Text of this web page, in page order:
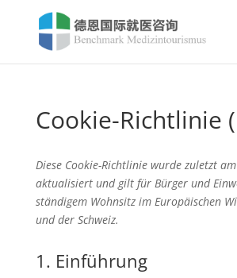
Cookie-Richtlinie
Diese Cookie-Richtlinie wurde zuletzt
aktualisiert und gilt für Bürger und
ständigem Wohnsitz im Europäischen
und der Schweiz.
1. Einführung